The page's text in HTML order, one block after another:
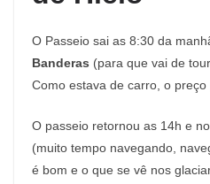
O Passeio sai as 8:30 da
Banderas (para que vai de
Como estava de carro, o
O passeio retornou as 14h e
(muito tempo navegando,
é bom e o que se vê nos